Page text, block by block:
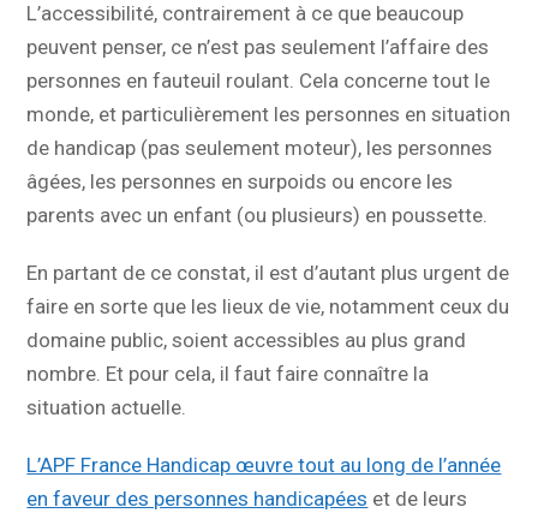
L’accessibilité, contrairement à ce que beaucoup
peuvent penser, ce n’est pas seulement l’affaire des
personnes en fauteuil roulant. Cela concerne tout le
monde, et particulièrement les personnes en situation
de handicap (pas seulement moteur), les personnes
âgées, les personnes en surpoids ou encore les
parents avec un enfant (ou plusieurs) en poussette.
En partant de ce constat, il est d’autant plus urgent de
faire en sorte que les lieux de vie, notamment ceux du
domaine public, soient accessibles au plus grand
nombre. Et pour cela, il faut faire connaître la
situation actuelle.
L’APF France Handicap œuvre tout au long de l’année
en faveur des personnes handicapées et de leurs